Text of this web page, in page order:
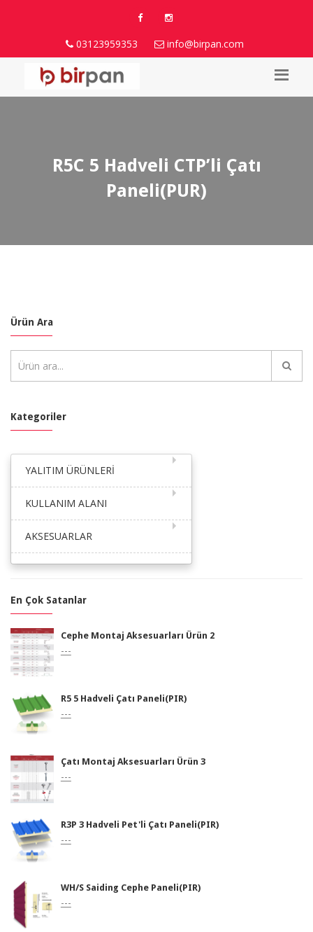
03123959353 info@birpan.com
R5C 5 Hadveli CTP’li Çatı
Paneli(PUR)
Ürün Ara
Kategoriler
YALITIM ÜRÜNLERİ
KULLANIM ALANI
AKSESUARLAR
En Çok Satanlar
Cephe Montaj Aksesuarları Ürün 2
---
R5 5 Hadveli Çatı Paneli(PIR)
---
Çatı Montaj Aksesuarları Ürün 3
---
R3P 3 Hadveli Pet'li Çatı Paneli(PIR)
---
WH/S Saiding Cephe Paneli(PIR)
---